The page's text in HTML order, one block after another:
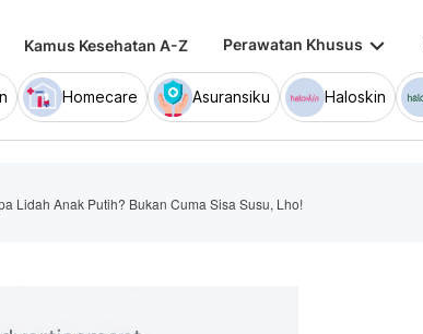
Kamus Kesehatan A-Z Perawatan Khusus keyboard_arrow_down
Homecare Asuransiku Haloskin
Lidah Anak Putih? Bukan Cuma Sisa Susu, Lho!